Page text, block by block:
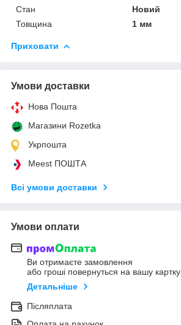
Стан
Новий
Товщина
1 мм
Приховати
Умови доставки
Нова Пошта
Магазини Rozetka
Укрпошта
Meest ПОШТА
Всі умови доставки
Умови оплати
Ви отримаєте замовлення
або гроші повернуться на вашу картку
Детальніше
Післяплата